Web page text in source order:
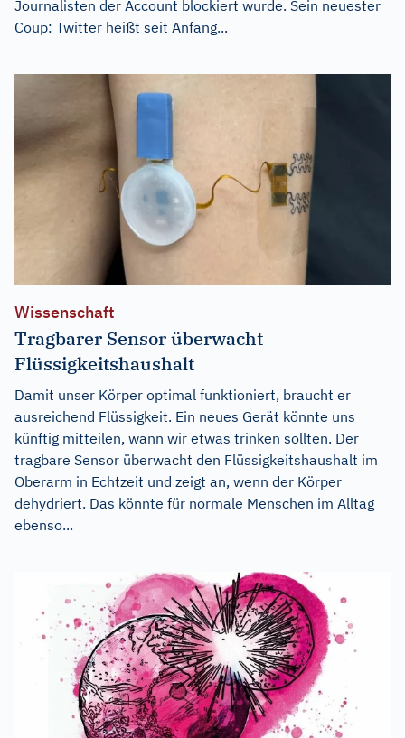
Journalisten der Account blockiert wurde. Sein neuester
Coup: Twitter heißt seit Anfang...
Wissenschaft
Tragbarer Sensor überwacht
Flüssigkeitshaushalt
Damit unser Körper optimal funktioniert, braucht er
ausreichend Flüssigkeit. Ein neues Gerät könnte uns
künftig mitteilen, wann wir etwas trinken sollten. Der
tragbare Sensor überwacht den Flüssigkeitshaushalt im
Oberarm in Echtzeit und zeigt an, wenn der Körper
dehydriert. Das könnte für normale Menschen im Alltag
ebenso...